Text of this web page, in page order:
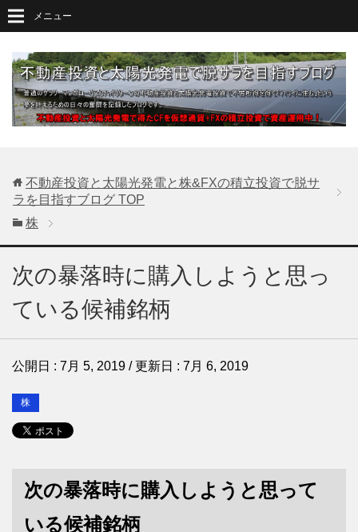
メニュー
不動産投資と太陽光発電と株&FXの積立投資で脱サ
ラを目指すブログ TOP
株
次の暴落時に購入しようと思っ
ている候補銘柄
公開日 : 7月 5, 2019 / 更新日 : 7月 6, 2019
株
次の暴落時に購入しようと思って
いる候補銘柄